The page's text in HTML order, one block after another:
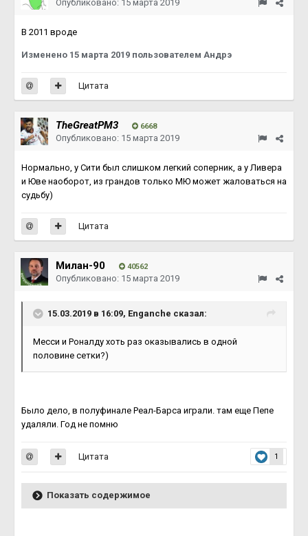
Опубликовано: 15 марта 2019
В 2011 вроде
Изменено 15 марта 2019 пользователем Андрэ
Цитата
TheGreatPM3 6668
Опубликовано: 15 марта 2019
Нормально, у Сити был слишком легкий соперник, а у Ливера
и Юве наоборот, из грандов только МЮ может жаловаться на
судьбу)
Цитата
Милан-90 40562
Опубликовано: 15 марта 2019
15.03.2019 в 16:09, Enganche сказал:
Месси и Роналду хоть раз оказывались в одной
половине сетки?)
Было дело, в полуфинале Реал-Барса играли. там еще Пепе
удаляли. Год не помню
1
Цитата
Показать содержимое